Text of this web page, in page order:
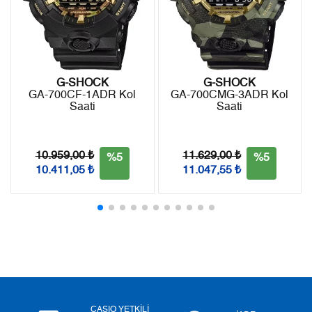
8 1.646,56 ₺ 13.172,48 ₺
9 13.463,82 ₺
Tek Çekim 11.323,05 ₺
2.103,87 ₺
G-SHOCK
GA-700CF-1ADR Kol
Saati
10.959,00 ₺
10.411,05 ₺
%5
G-SHOCK
GA-700CMG-3ADR Kol
Saati
11.629,00 ₺
11.047,55 ₺
%5
CASIO YETKİLİ